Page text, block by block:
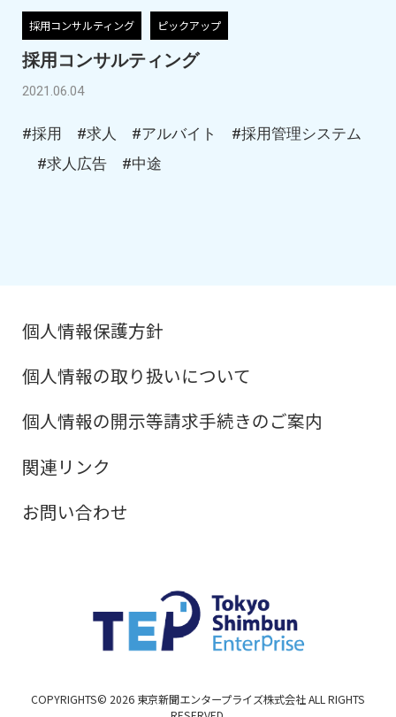
採用コンサルティング ピックアップ
採用コンサルティング
2021.06.04
#採用 #求人 #アルバイト
#採用管理システム
#求人広告
#中途
個人情報保護方針
個人情報の取り扱いについて
個人情報の開示等請求手続きのご案内
関連リンク
お問い合わせ
COPYRIGHTS© 2026 東京新聞エンタープライズ株式会社 ALL RIGHTS